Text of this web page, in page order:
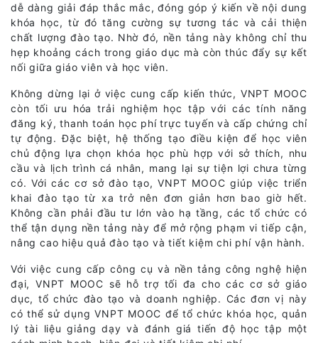
dễ dàng giải đáp thắc mắc, đóng góp ý kiến về nội dung
khóa học, từ đó tăng cường sự tương tác và cải thiện
chất lượng đào tạo. Nhờ đó, nền tảng này không chỉ thu
hẹp khoảng cách trong giáo dục mà còn thúc đẩy sự kết
nối giữa giáo viên và học viên.
Không dừng lại ở việc cung cấp kiến thức, VNPT MOOC
còn tối ưu hóa trải nghiệm học tập với các tính năng
đăng ký, thanh toán học phí trực tuyến và cấp chứng chỉ
tự động. Đặc biệt, hệ thống tạo điều kiện để học viên
chủ động lựa chọn khóa học phù hợp với sở thích, nhu
cầu và lịch trình cá nhân, mang lại sự tiện lợi chưa từng
có. Với các cơ sở đào tạo, VNPT MOOC giúp việc triển
khai đào tạo từ xa trở nên đơn giản hơn bao giờ hết.
Không cần phải đầu tư lớn vào hạ tầng, các tổ chức có
thể tận dụng nền tảng này để mở rộng phạm vi tiếp cận,
nâng cao hiệu quả đào tạo và tiết kiệm chi phí vận hành.
Với việc cung cấp công cụ và nền tảng công nghệ hiện
đại, VNPT MOOC sẽ hỗ trợ tối đa cho các cơ sở giáo
dục, tổ chức đào tạo và doanh nghiệp. Các đơn vị này
có thể sử dụng VNPT MOOC để tổ chức khóa học, quản
lý tài liệu giảng dạy và đánh giá tiến độ học tập một